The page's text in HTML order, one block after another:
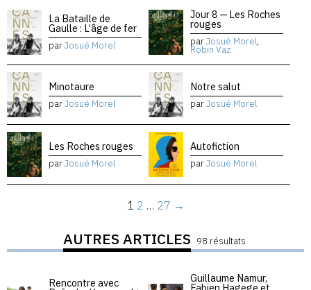
La Bataille de
Gaulle : L’âge de fer
parJosué Morel
Jour 8 — Les Roches
rouges
parJosué Morel,
Robin Vaz
Minotaure
parJosué Morel
Notre salut
parJosué Morel
Les Roches rouges
parJosué Morel
Autofiction
parJosué Morel
1 2 … 27 →
AUTRES ARTICLES 98 résultats
Rencontre avec Guillaume Namur,